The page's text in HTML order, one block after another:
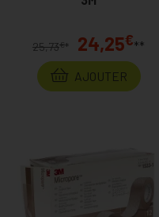
25,73€* 24,25€**
AJOUTER